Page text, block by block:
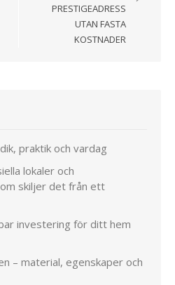
PRESTIGEADRESS
UTAN FASTA
KOSTNADER
praktik och vardag
lokaler och
skiljer det från ett
investering för ditt hem
– material, egenskaper och